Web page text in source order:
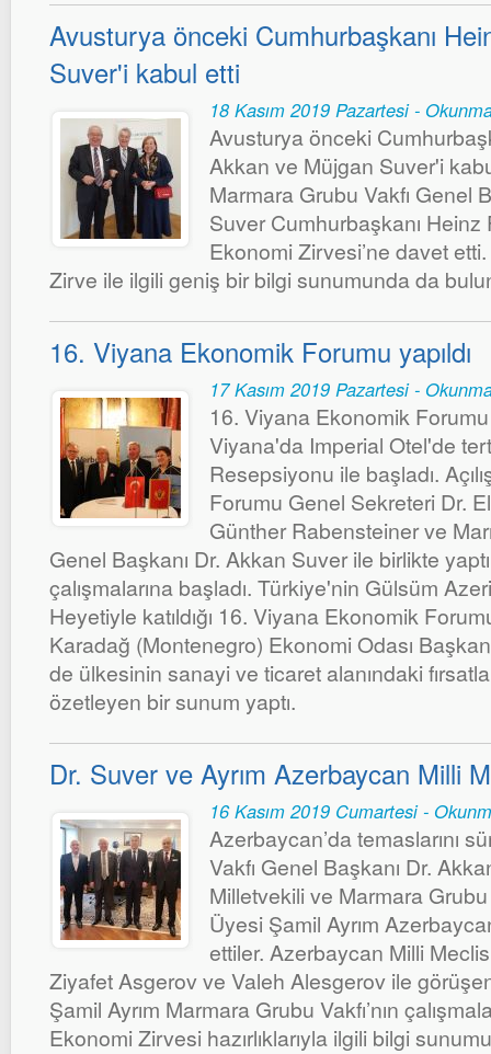
Avusturya önceki Cumhurbaşkanı
Suver'i kabul etti
18 Kasım 2019 Pazartesi -
Avusturya önceki
Akkan ve Müjgan Suver'i
Marmara Grubu Vakfı Genel
Suver Cumhurbaşkanı
Ekonomi Zirvesi’ne davet
Zirve ile ilgili geniş bir bilgi sunumunda da
16. Viyana Ekonomik Forumu yapıldı
17 Kasım 2019 Pazartesi -
16. Viyana Ekonomik Forumu
Viyana'da Imperial Otel'de
Resepsiyonu ile başladı.
Forumu Genel Sekreteri Dr.
Günther Rabensteiner ve
Genel Başkanı Dr. Akkan Suver ile birlikte
çalışmalarına başladı. Türkiye'nin Gülsüm
Heyetiyle katıldığı 16. Viyana Ekonomik
Karadağ (Montenegro) Ekonomi Odası
de ülkesinin sanayi ve ticaret alanındaki
özetleyen bir sunum yaptı.
Dr. Suver ve Ayrım Azerbaycan Milli
16 Kasım 2019 Cumartesi -
Azerbaycan’da temaslarını
Vakfı Genel Başkanı Dr.
Milletvekili ve Marmara
Üyesi Şamil Ayrım
ettiler. Azerbaycan Milli
Ziyafet Asgerov ve Valeh Alesgerov ile
Şamil Ayrım Marmara Grubu Vakfı’nın
Ekonomi Zirvesi hazırlıklarıyla ilgili bilgi